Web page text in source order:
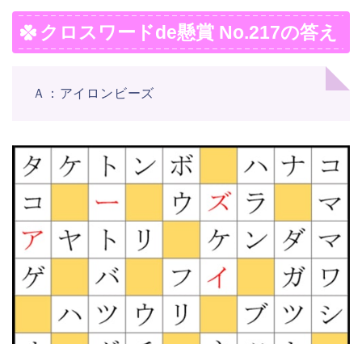
クロスワードde懸賞 No.217の答え
Ａ：アイロンビーズ